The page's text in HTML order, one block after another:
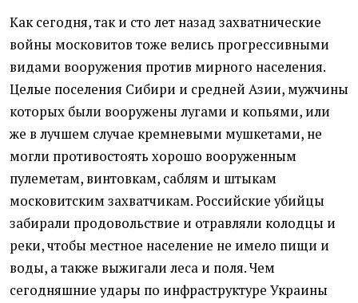
Как сегодня, так и сто лет назад захватнические
войны московитов тоже велись прогрессивными
видами вооружения против мирного населения.
Целые поселения Сибири и средней Азии, мужчины
которых были вооружены лугами и копьями, или
же в лучшем случае кремневыми мушкетами, не
могли противостоять хорошо вооруженным
пулеметам, винтовкам, саблям и штыкам
московитским захватчикам. Российские убийцы
забирали продовольствие и отравляли колодцы и
реки, чтобы местное население не имело пищи и
воды, а также выжигали леса и поля. Чем
сегодняшние удары по инфраструктуре Украины